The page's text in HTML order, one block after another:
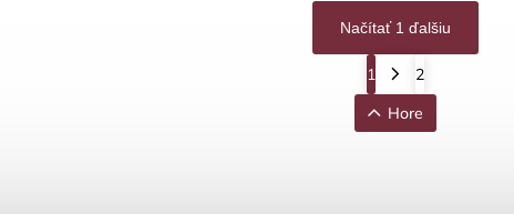
Načítať 1 ďalšiu
1
2
Hore